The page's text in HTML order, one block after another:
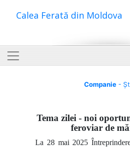
Calea Ferată din Moldova
Companie-
Tema zilei - noi
feroviar de
La 28 mai 2025